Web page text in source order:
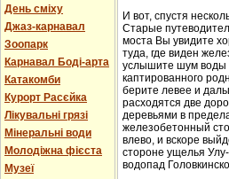
День сміху
Джаз-карнавал
Зоопарк
Карнавал Боді-арта
Катакомби
Курорт Расєйка
Лікувальні грязі
Мінеральні води
Молодіжна фієста
Музеї
И вот, спустя
Старые
моста Вы увидите
туда, где виден
услышите шум воды
каптированного
берите левее и
расходятся две
деревьями в
железобетонный
влево, и вскоре
стороне ущелья
водопад